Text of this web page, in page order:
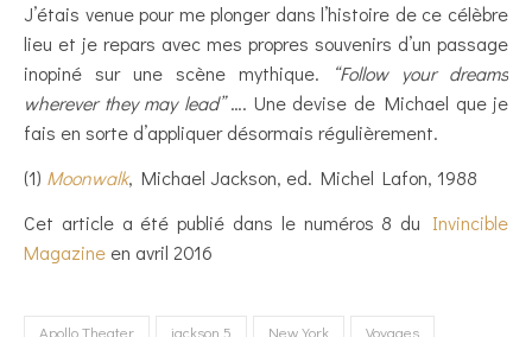
J’étais venue pour me plonger dans l’histoire de ce célèbre
lieu et je repars avec mes propres souvenirs d’un passage
inopiné sur une scène mythique.
“Follow your dreams
wherever they may lead”…. Une devise de Michael que je
fais en sorte d’appliquer désormais régulièrement.
(1) Moonwalk, Michael Jackson, ed. Michel Lafon, 1988
Cet article a été publié dans le numéros 8 du Invincible
Magazine en avril 2016
Apollo Theater jackson 5 New York Voyages